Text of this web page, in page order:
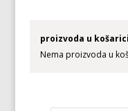
proizvoda u
Nema proizvoda u